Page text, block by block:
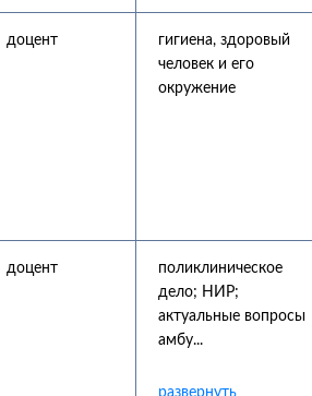
доцент
гигиена, здоровый
человек и его
окружение
доцент
поликлиническое
дело; НИР;
актуальные вопросы
амбу...